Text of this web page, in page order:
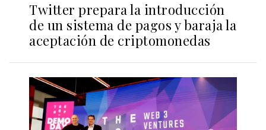
Twitter prepara la introducción
de un sistema de pagos y baraja la
aceptación de criptomonedas